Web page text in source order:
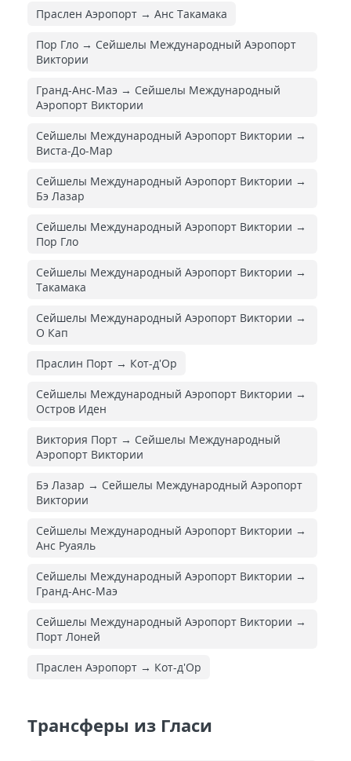
Праслен Аэропорт → Анс Такамака
Пор Гло → Сейшелы Международный Аэропорт
Виктории
Гранд-Анс-Маэ → Сейшелы Международный
Аэропорт Виктории
Сейшелы Международный Аэропорт Виктории →
Виста-До-Мар
Сейшелы Международный Аэропорт Виктории →
Бэ Лазар
Сейшелы Международный Аэропорт Виктории →
Пор Гло
Сейшелы Международный Аэропорт Виктории →
Такамака
Сейшелы Международный Аэропорт Виктории →
О Кап
Праслин Порт → Кот-д'Ор
Сейшелы Международный Аэропорт Виктории →
Остров Иден
Виктория Порт → Сейшелы Международный
Аэропорт Виктории
Бэ Лазар → Сейшелы Международный Аэропорт
Виктории
Сейшелы Международный Аэропорт Виктории →
Анс Руаяль
Сейшелы Международный Аэропорт Виктории →
Гранд-Анс-Маэ
Сейшелы Международный Аэропорт Виктории →
Порт Лоней
Праслен Аэропорт → Кот-д'Ор
Трансферы из Гласи